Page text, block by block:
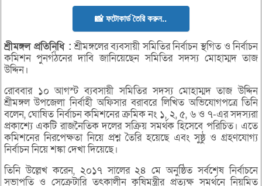
📸 ফটোকার্ড তৈরি করুন..
শ্রীমঙ্গলপ্রতিনিধি : শ্রীমঙ্গলের ব্যবসায়ী সমিতির নির্বাচন স্থগিত ও নির্বাচন
কমিশন পুনর্গঠনের দাবি জানিয়েছেন সমিতির সদস্য মোহাম্মদ তাজ
উদ্দিন।
রোববার ১০ আগস্ট ব্যবসায়ী সমিতির সদস্য মোহাম্মদ তাজ উদ্দিন
শ্রীমঙ্গল উপজেলা নির্বাহী অফিসার বরাবরে লিখিত অভিযোগপত্রে তিনি
বলেন, ঘোষিত নির্বাচন কমিশনের ক্রমিক নং ১, ২, ৫, ৬ ও ৭-এর সদস্যরা
প্রকাশ্যে একটি রাজনৈতিক দলের সক্রিয় সমর্থক হিসেবে পরিচিত। এতে
কমিশনের নিরপেক্ষতা নিয়ে প্রশ্ন তৈরি হয়েছে এবং সুষ্ঠু ও গ্রহণযোগ্য
নির্বাচন নিয়ে শঙ্কা দেখা দিয়েছে।
তিনি উল্লেখ করেন, ২০১৭ সালের ২৪ মে অনুষ্ঠিত সর্বশেষ নির্বাচনে
সভাপতি ও সেক্রেটারি তৎকালীন কৃষিমন্ত্রীর প্রত্যক্ষ সমর্থনে নিয়মিত